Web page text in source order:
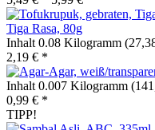
Tiga Rasa, 80g
Inhalt 0.08 Kilogramm
2,19 € *
Inhalt 0.007 Kilogramm
0,99 € *
TIPP!